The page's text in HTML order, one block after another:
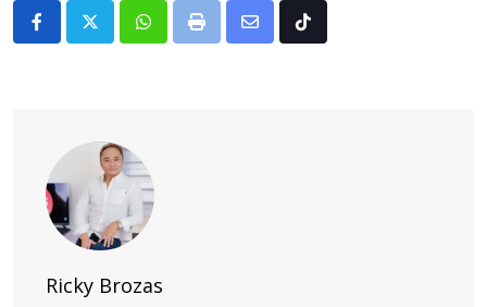
Whatsapp
Print
Share Tiktok
Ricky Brozas